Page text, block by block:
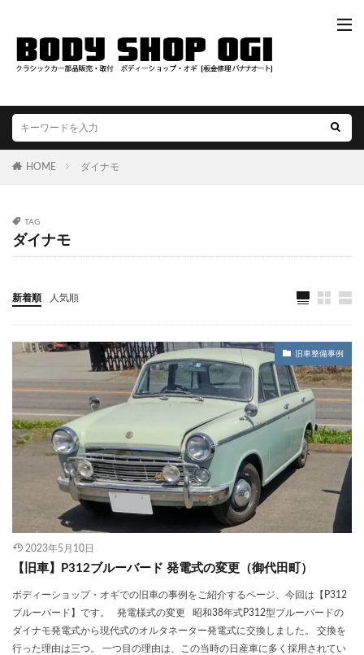
HOME ダイナモ
TAG
ダイナモ
新着順 人気順
旧車整備事例
2023年5月10日
【旧車】P312ブルーバード 発電式の変更（御代田町）
ボディーショップ・オギでの旧車の事例をご紹介するページ、今回は【P312
ブルーバード】です。 発電様式の変更 昭和38年式P312型ブルーバードの
ダイナモ発電式から現代式のオルタネーター発電式に交換しました。 交換を
行った理由は三つ。 一つ目の理由は、この当時の日産車に多く採用されてい